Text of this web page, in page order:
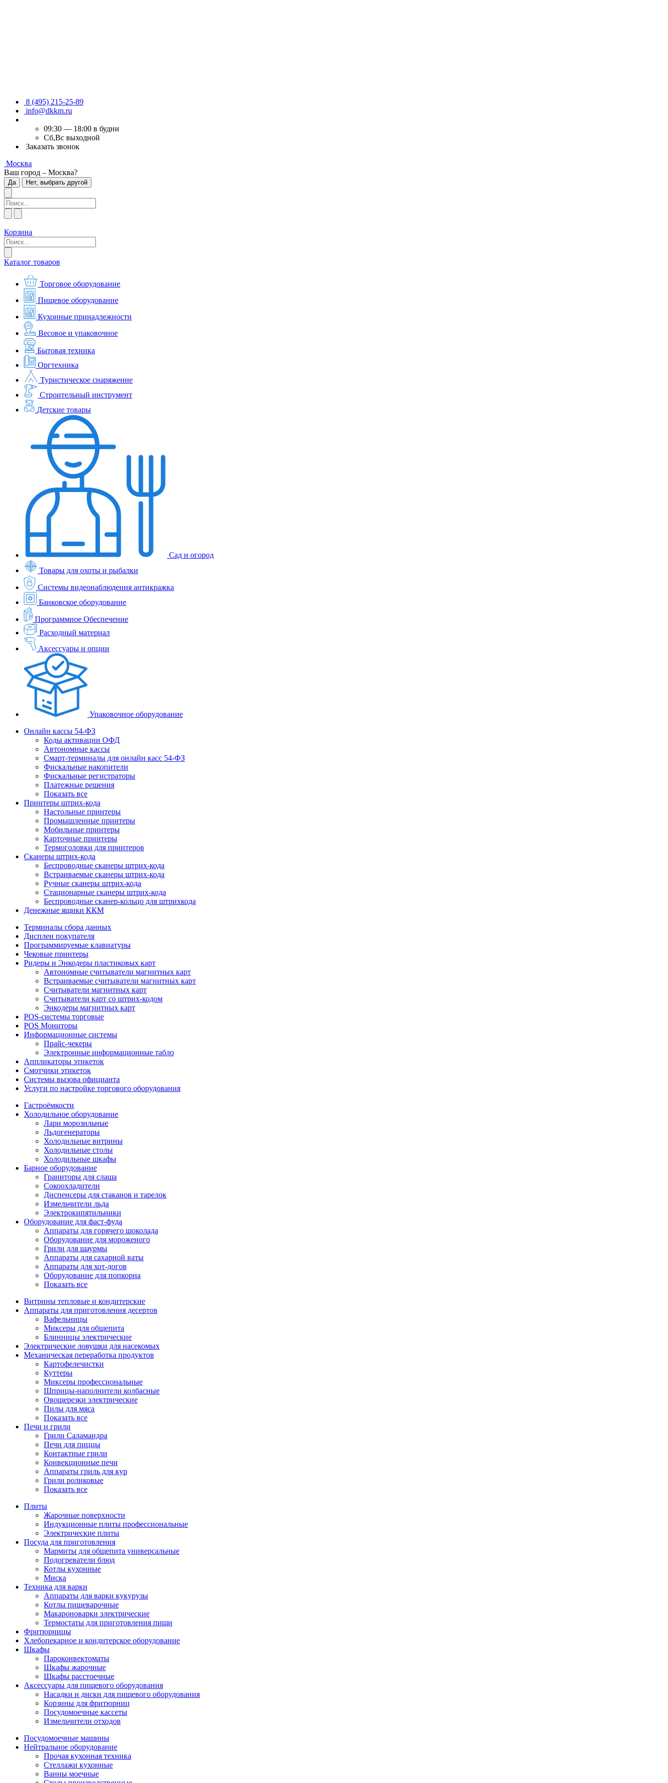
8 (495) 215-25-89
info@dkkm.ru
09:30 — 18:00 в будни
Сб,Вс выходной
Заказать звонок
Москва
Ваш город – Москва?
Да Нет, выбрать другой
Корзина
Каталог товаров
Торговое оборудование
Пищевое оборудование
Кухонные принадлежности
Весовое и упаковочное
Бытовая техника
Оргтехника
Туристическое снаряжение
Строительный инструмент
Детские товары
Сад и огород
Товары для охоты и рыбалки
Системы видеонаблюдения антикражка
Банковское оборудование
Программное Обеспечение
Расходный материал
Аксессуары и опции
Упаковочное оборудование
Онлайн кассы 54-ФЗ
Коды активации ОФД
Автономные кассы
Смарт-терминалы для онлайн касс 54-ФЗ
Фискальные накопители
Фискальные регистраторы
Платежные решения
Показать все
Принтеры штрих-кода
Настольные принтеры
Промышленные принтеры
Мобильные принтеры
Карточные принтеры
Термоголовки для принтеров
Сканеры штрих-кода
Беспроводные сканеры штрих-кода
Встраиваемые сканеры штрих-кода
Ручные сканеры штрих-кода
Стационарные сканеры штрих-кода
Беспроводные сканер-кольцо для штрихкода
Денежные ящики ККМ
Терминалы сбора данных
Дисплеи покупателя
Программируемые клавиатуры
Чековые принтеры
Ридеры и Энкодеры пластиковых карт
Автономные считыватели магнитных карт
Встраиваемые считыватели магнитных карт
Считыватели магнитных карт
Считыватели карт со штрих-кодом
Энкодеры магнитных карт
POS-системы торговые
POS Мониторы
Информационные системы
Прайс-чекеры
Электронные информационные табло
Аппликаторы этикеток
Смотчики этикеток
Системы вызова официанта
Услуги по настройке торгового оборудования
Гастроёмкости
Холодильное оборудование
Лари морозильные
Льдогенераторы
Холодильные витрины
Холодильные столы
Холодильные шкафы
Барное оборудование
Граниторы для слаша
Сокоохладители
Диспенсеры для стаканов и тарелок
Измельчители льда
Электрокипятильники
Оборудование для фаст-фуда
Аппараты для горячего шоколада
Оборудование для мороженого
Грили для шаурмы
Аппараты для сахарной ваты
Аппараты для хот-догов
Оборудование для попкорна
Показать все
Витрины тепловые и кондитерские
Аппараты для приготовления десертов
Вафельницы
Миксеры для общепита
Блинницы электрические
Электрические ловушки для насекомых
Механическая переработка продуктов
Картофелечистки
Куттеры
Миксеры профессиональные
Шприцы-наполнители колбасные
Овощерезки электрические
Пилы для мяса
Показать все
Печи и грили
Грили Саламандра
Печи для пиццы
Контактные грили
Конвекционные печи
Аппараты гриль для кур
Грили роликовые
Показать все
Плиты
Жарочные поверхности
Индукционные плиты профессиональные
Электрические плиты
Посуда для приготовления
Мармиты для общепита универсальные
Подогреватели блюд
Котлы кухонные
Миска
Техника для варки
Аппараты для варки кукурузы
Котлы пищеварочные
Макароноварки электрические
Термостаты для приготовления пищи
Фритюрницы
Хлебопекарное и кондитерское оборудование
Шкафы
Пароконвектоматы
Шкафы жарочные
Шкафы расстоечные
Аксессуары для пищевого оборудования
Насадки и диски для пищевого оборудования
Корзины для фритюрниц
Посудомоечные кассеты
Измельчители отходов
Посудомоечные машины
Нейтральное оборудование
Прочая кухонная техника
Стеллажи кухонные
Ванны моечные